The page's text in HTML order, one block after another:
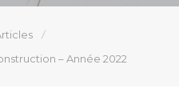
– Année 2022